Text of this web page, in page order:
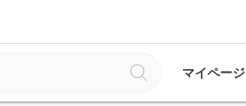
マイページ